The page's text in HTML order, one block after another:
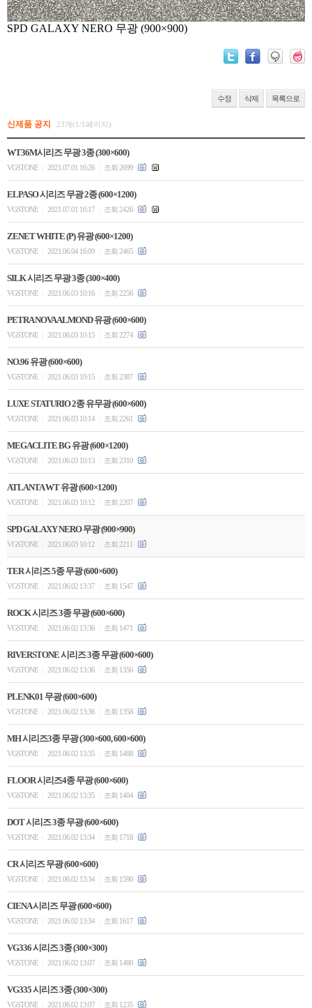
SPD GALAXY NERO 무광 (900×900)
수정 삭제 목록으로
신제품 공지 23개(1/1페이지)
WT36M시리즈 무광 3종 (300×600)
VGSTONE 2021.07.01 16:26 조회 2699
ELPASO 시리즈 무광 2종 (600×1200)
VGSTONE 2021.07.01 16:17 조회 2426
ZENET WHITE (P) 유광 (600×1200)
VGSTONE 2021.06.04 16:09 조회 2465
SILK 시리즈 무광 3종 (300×400)
VGSTONE 2021.06.03 10:16 조회 2256
PETRA NOVA ALMOND 유광 (600×600)
VGSTONE 2021.06.03 10:15 조회 2274
NO.96 유광 (600×600)
VGSTONE 2021.06.03 10:15 조회 2387
LUXE STATURIO 2종 유무광 (600×600)
VGSTONE 2021.06.03 10:14 조회 2261
MEGACLITE BG 유광 (600×1200)
VGSTONE 2021.06.03 10:13 조회 2310
ATLANTA WT 유광 (600×1200)
VGSTONE 2021.06.03 10:12 조회 2207
SPD GALAXY NERO 무광 (900×900)
VGSTONE 2021.06.03 10:12 조회 2211
TER 시리즈 5종 무광 (600×600)
VGSTONE 2021.06.02 13:37 조회 1547
ROCK 시리즈 3종 무광 (600×600)
VGSTONE 2021.06.02 13:36 조회 1471
RIVERSTONE 시리즈 3종 무광 (600×600)
VGSTONE 2021.06.02 13:36 조회 1356
PLENK01 무광 (600×600)
VGSTONE 2021.06.02 13:36 조회 1358
MH 시리즈3종 무광 (300×600, 600×600)
VGSTONE 2021.06.02 13:35 조회 1488
FLOOR 시리즈4종 무광 (600×600)
VGSTONE 2021.06.02 13:35 조회 1404
DOT 시리즈 3종 무광 (600×600)
VGSTONE 2021.06.02 13:34 조회 1718
CR 시리즈 무광 (600×600)
VGSTONE 2021.06.02 13:34 조회 1590
CIENA 시리즈 무광 (600×600)
VGSTONE 2021.06.02 13:34 조회 1617
VG336 시리즈 3종 (300×300)
VGSTONE 2021.06.02 13:07 조회 1480
VG335 시리즈 3종 (300×300)
VGSTONE 2021.06.02 13:07 조회 1235